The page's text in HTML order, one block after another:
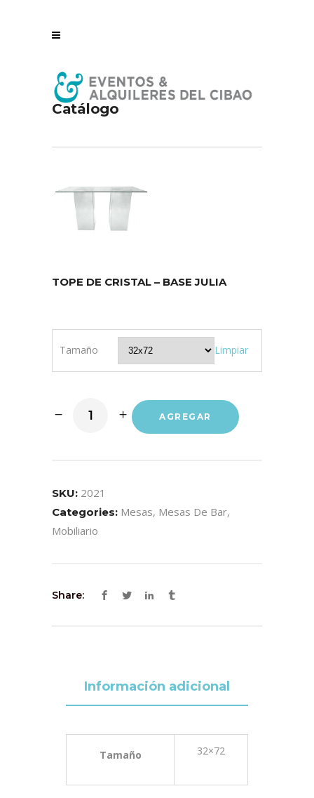
Catálogo
TOPE DE CRISTAL – BASE JULIA
Tamaño Limpiar
AGREGAR
SKU: 2021
Categories: Mesas, Mesas De Bar,
Mobiliario
Share:
Información adicional
Tamaño 32×72